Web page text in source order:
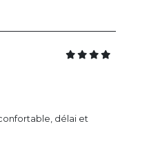
délai et